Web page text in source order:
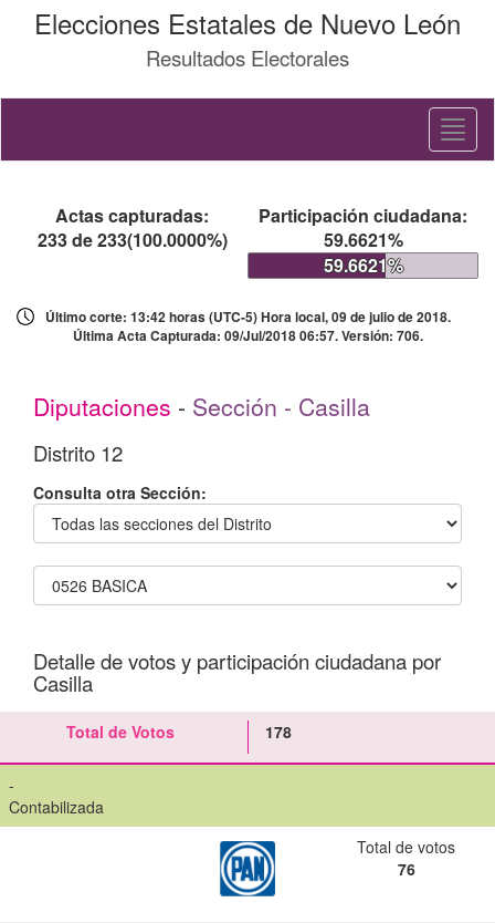
Elecciones Estatales de Nuevo León
Resultados Electorales
Actas capturadas:
233 de 233(100.0000%)
Participación ciudadana:
59.6621%
59.6621%
Último corte: 13:42 horas (UTC-5) Hora local, 09 de julio de 2018.
Última Acta Capturada: 09/Jul/2018 06:57. Versión: 706.
Diputaciones - Sección - Casilla
Distrito 12
Consulta otra Sección:
Detalle de votos y participación ciudadana por
Casilla
Total de Votos 178
-
Contabilizada
Total de votos
76